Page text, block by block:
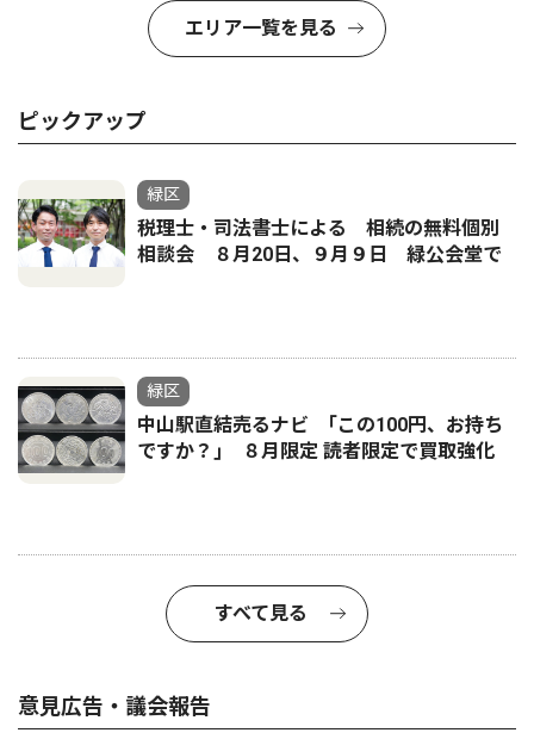
エリア一覧を見る
ピックアップ
緑区
税理士・司法書士による 相続の無料個別
相談会 ８月20日、９月９日 緑公会堂で
緑区
中山駅直結売るナビ ｢この100円、お持ち
ですか？｣ ８月限定 読者限定で買取強化
すべて見る
意見広告・議会報告